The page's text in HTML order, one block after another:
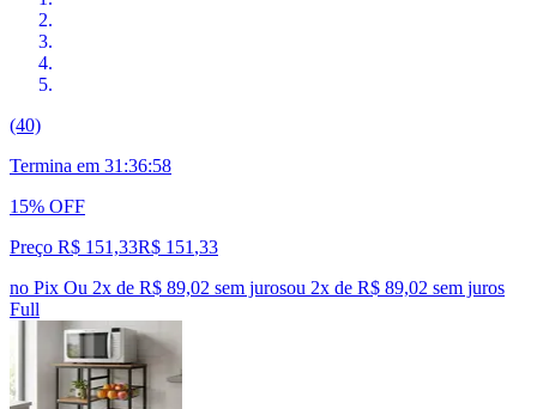
(40)
Termina em 31:36:57
15% OFF
Preço R$ 151,33R$ 151,33
no Pix Ou 2x de R$ 89,02 sem jurosou 2x de R$ 89,02 sem juros
Full